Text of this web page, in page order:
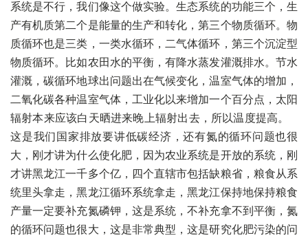
系统是不行，我们像这个做实验。生态系统的功能三个，生
产有机质第二个是能量的生产和转化，第三个物质循环。物
质循环也是三类，一类水循环，二气体循环，第三个沉淀型
物质循环。比如农田水的平衡，有降水蒸发灌溉排水。节水
灌溉，碳循环地球出问题出在气候变化，温室气体的增加，
二氧化碳各种温室气体，工业化以来增加一个百分点，太阳
辐射本来应该白天晒进来晚上辐射出去，所以温度提高。
这是我们国家排放要讲低碳经济，还有氮的循环问题也很
大，刚才讲为什么使化肥，因为农业系统是开放的系统，刚
才讲黑龙江一千多个亿，四个直辖市包括缺粮省，粮食从系
统里头拿走，黑龙江循环系统拿走，黑龙江保持地保持粮食
产量一定要补充氮磷钾，这是系统，不补充拿不到平衡，氮
的循环问题也很大，这是非常典型，这是研究化肥污染的问